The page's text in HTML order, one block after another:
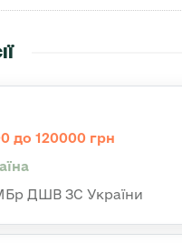
до 120000 грн
ДШВ ЗС України